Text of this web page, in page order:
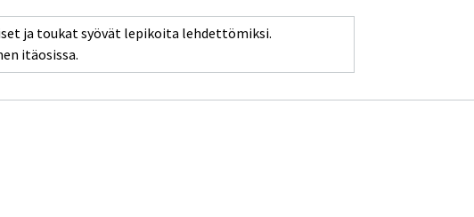
ja toukat syövät lepikoita lehdettömiksi.
itäosissa.